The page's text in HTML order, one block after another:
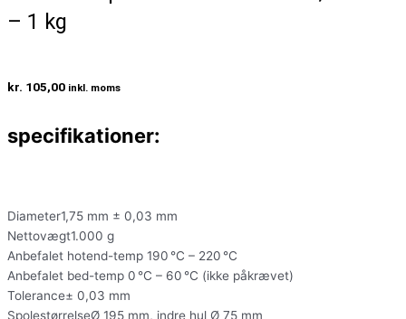
– 1 kg
kr. 105,00 inkl. moms
specifikationer:
Diameter1,75 mm ± 0,03 mm
Nettovægt1.000 g
Anbefalet hotend-temp 190 °C – 220 °C
Anbefalet bed-temp 0 °C – 60 °C (ikke påkrævet)
Tolerance± 0,03 mm
SpolestørrelseØ 195 mm, indre hul Ø 75 mm